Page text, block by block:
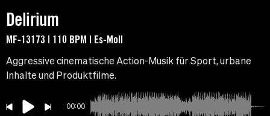
Delirium
MF-13173 | 110 BPM | Es-Moll
Aggressive cinematische Action-Musik für Sport, urbane
Inhalte und Produktfilme.
00:00